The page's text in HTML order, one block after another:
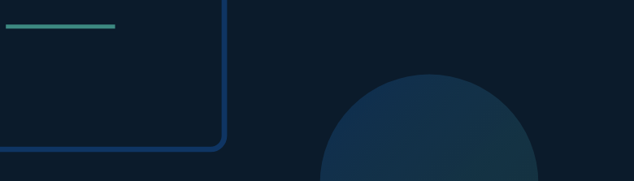
적인마포 기미 레이저
의 효과를, 다른 누구에게는 불필요한 자극을 줄 수 있습니다.루비의원 마포점
은 시술에 앞서 전문 장비를 이용해
인 진단 과정은 시술의 안전성과 효과를 극대화하는 첫걸음입니다. 측정된 데이터를 바탕으로 개인에게 가장 적합
등의 불편함을 최소화하는 핵심적인 역할을 합니다. 이처럼 철저한 사전 진단 시스템은 단순한 경험에 의존하는